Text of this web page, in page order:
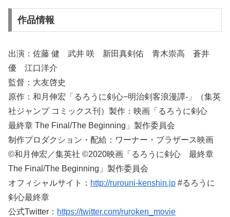
作品情報
出演：佐藤 健 武井 咲 新田真剣佑 青木崇高 蒼井
優 江口洋介
監督：大友啓史
原作：和月伸宏「るろうに剣心−明治剣客浪漫譚-」（集英
社ジャンプ コミックス刊）製作：映画「るろうに剣心
最終章 The Final/The Beginning」製作委員会
制作プロダクション・配給：ワーナー・ブラザース映画
©和月伸宏／集英社 ©2020映画「るろうに剣心 最終章
The Final/The Beginning」製作委員会
オフィシャルサイト： http://rurouni-kenshin.jp #るろうに
剣心最終章
公式Twitter： https://twitter.com/ruroken_movie